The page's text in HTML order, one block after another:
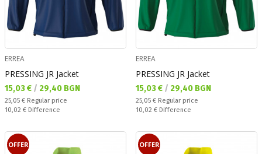
ERREA
PRESSING JR Jacket
Текуща цена:
15,03 € / 29,40 BGN
Regular price:
25,05 € Regular price
Спестявате:
10,02 € Difference
ERREA
PRESSING JR Jacket
Текуща цена:
15,03 € / 29,40 BGN
Regular price:
25,05 € Regular price
Спестявате:
10,02 € Difference
OFFER OFFER